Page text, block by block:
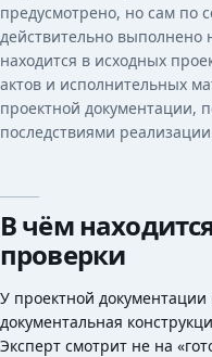
предусмотрено, но сам по
действительно выполнено
находится в исходных
актов и исполнительных
проектной документации,
последствиями
В чём
проверки
У проектной
документальная
Эксперт смотрит не на